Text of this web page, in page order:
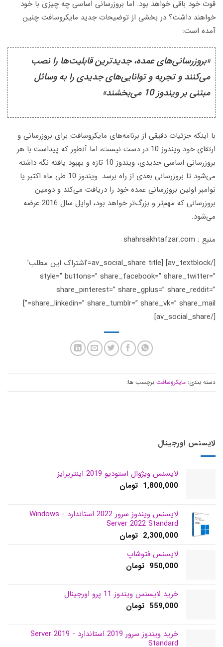
باقی خواهد بود. اما بروزرسانی اساسی چه چیزی با خود
داشت؟ در بخشی از توضیحات جدید مایکروسافت چنین
عمده، جدید‌ترین قابلیت‌ها را نصب
و تجربه و توانایی‌های جدیدی را به وسائل
ویندوز 10 می‌بخشند»
جزئیات دقیقی از برنامه‌های مایکروسافت برای بروزرسانی و
ارتقای خود ویندوز 10 در دست نیست، اما آنطور که پیداست با هر
بروزرسانی اساسی جدیدی، ویندوز 10 تازه و بهبود یافته نگه داشته
می‌شود تا بروزرسانی بعدی از راه برسد. ویندوز 10 طی ماه اکتبر یا
اولین بروزرسانی عمده خود را دریافت می‌کند و دومین
بروزرسانی که مهم‌تر و بزرگ‌تر خواهد بود، اوایل سال 2016 عرضه
[/av_textblock] [av_social_share title=’اشتراک این مطلب’
style=” buttons=” share_facebook=”
share_pinterest=” share_gplus=”
share_linkedin=” share_tumblr=” share_vk=” share_mail=”]
مایکروسافتبرچسب ها:
اورجینال
لایسنس ویژوال استودیو 2019 اینترپرایز
1,800,000 تومان
لایسنس ویندوز سرور 2022 استاندارد - Windows
Server 2022 Standard
2,300,000 تومان
لایسنس فتوشاپ
950,000 تومان
خرید لایسنس ویندوز 11 پرو اورجینال
559,000 تومان
خرید ویندوز سرور 2019 استاندارد - Server 2019
Standard